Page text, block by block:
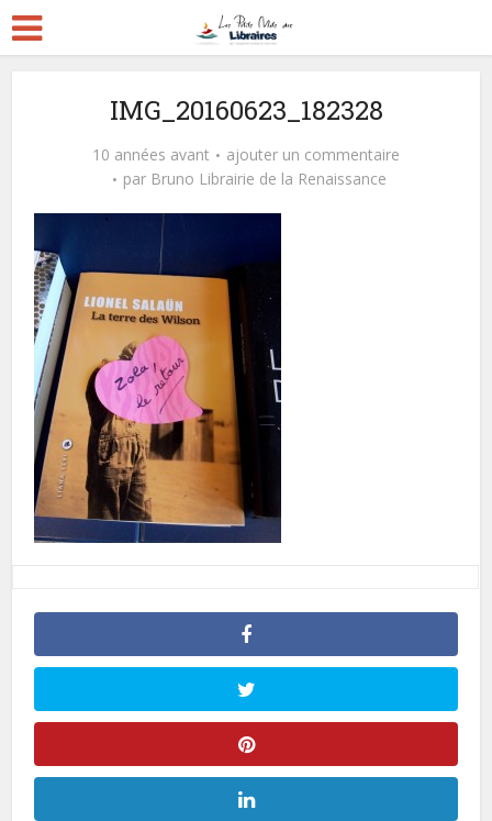
IMG_20160623_182328
10 années avant
ajouter un commentaire
par Bruno Librairie de la Renaissance